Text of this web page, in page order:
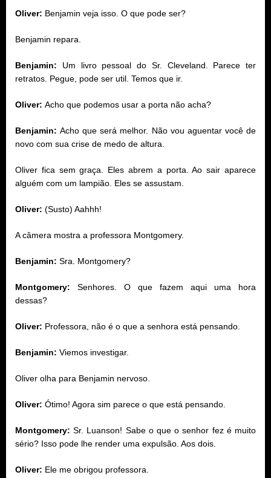
Oliver: Benjamin veja isso. O que pode ser?
Benjamin repara.
Benjamin:
Um livro pessoal do Sr. Cleveland. Parece ter
retratos. Pegue, pode ser util. Temos que ir.
Oliver: Acho que podemos usar a porta não acha?
Benjamin: Acho que será melhor. Não vou aguentar você de
novo com sua crise de medo de altura.
Oliver fica sem graça. Eles abrem a porta. Ao sair aparece
alguém com um lampião. Eles se assustam.
Oliver: (Susto) Aahhh!
A câmera mostra a professora Montgomery.
Benjamin: Sra. Montgomery?
Montgomery:
Senhores. O que fazem aqui uma hora
dessas?
Oliver: Professora, não é o que a senhora está pensando.
Benjamin: Viemos investigar.
Oliver olha para Benjamin nervoso.
Oliver: Ótimo! Agora sim parece o que está pensando.
Montgomery: Sr. Luanson! Sabe o que o senhor fez é muito
sério? Isso pode lhe render uma expulsão. Aos dois.
Oliver: Ele me obrigou professora.